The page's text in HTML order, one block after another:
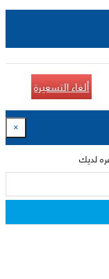
ألغاء التسعيرة
×
لديك